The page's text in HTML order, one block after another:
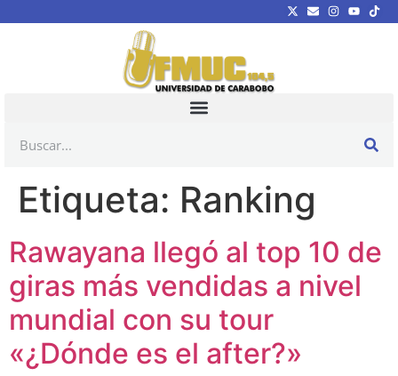
Etiqueta: Ranking
Rawayana llegó al top 10 de
giras más vendidas a nivel
mundial con su tour
«¿Dónde es el after?»